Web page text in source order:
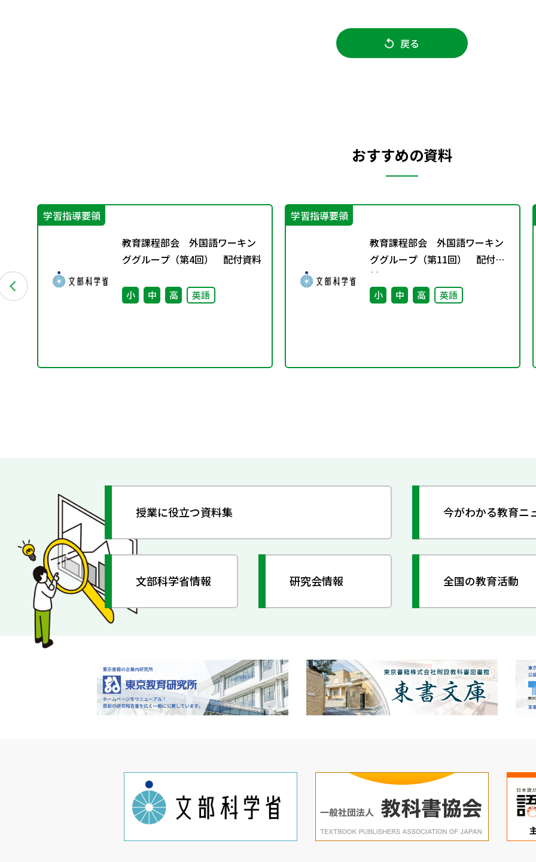
戻る
おすすめの資料
学習指導要領
教育課程部会 外国語ワーキン
ググループ（第4回） 配付資料
小 中 高 英語
学習指導要領
教育課程部会 外国語ワーキン
ググループ（第11回） 配付資
料
小 中 高 英語
授業に役立つ資料集 今がわかる教育ニ
文部科学省情報 研究会情報 全国の教育活動